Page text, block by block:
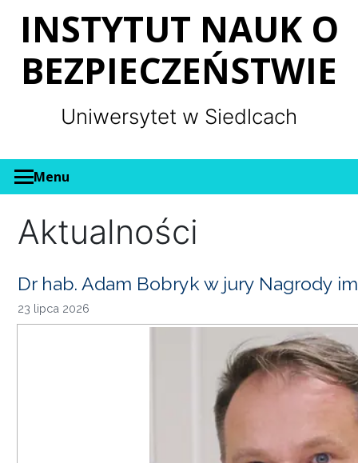
INSTYTUT NAUK O
BEZPIECZEŃSTWIE
Uniwersytet w Siedlcach
Menu
Aktualności
Dr hab. Adam Bobryk w jury Nagrody
23 lipca 2026